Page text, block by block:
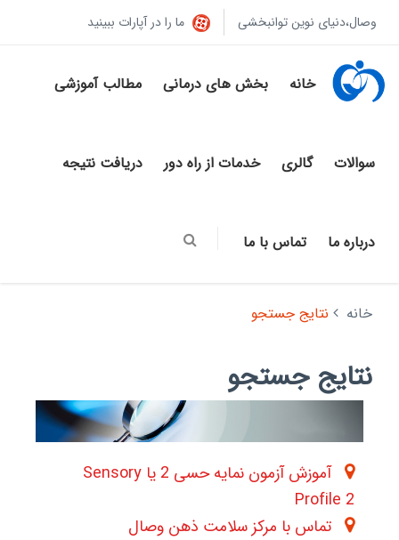
وصال،دنیای نوین توانبخشی ما را در آپارات ببینید
خانه بخش های درمانی مطالب آموزشی
سوالات گالری خدمات از راه دور دریافت نتیجه
درباره ما تماس با ما
خانه نتایج جستجو
نتایج جستجو
آموزش آزمون نمایه حسی 2 یا Sensory
Profile 2
تماس با مرکز سلامت ذهن وصال